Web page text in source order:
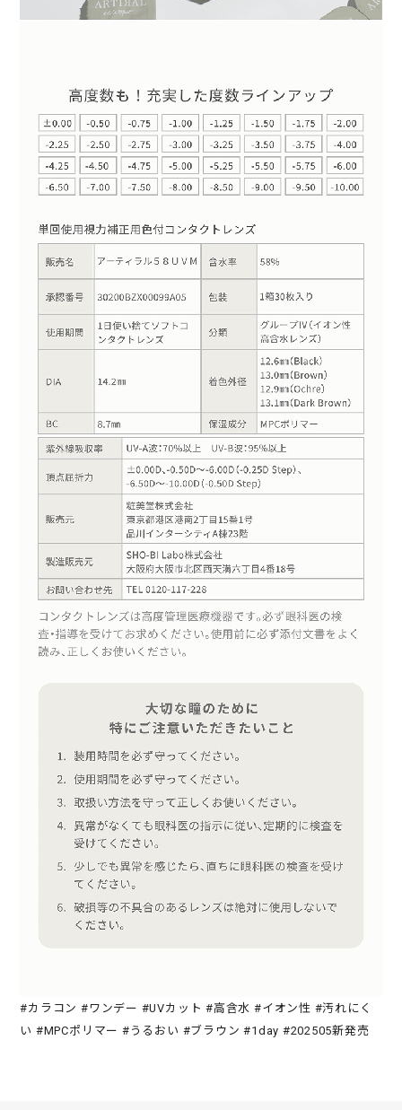
#カラコン #ワンデー #UVカット #高含水 #イオン性 #汚れにく
い #MPCポリマー #うるおい #ブラウン #1day #202505新発売